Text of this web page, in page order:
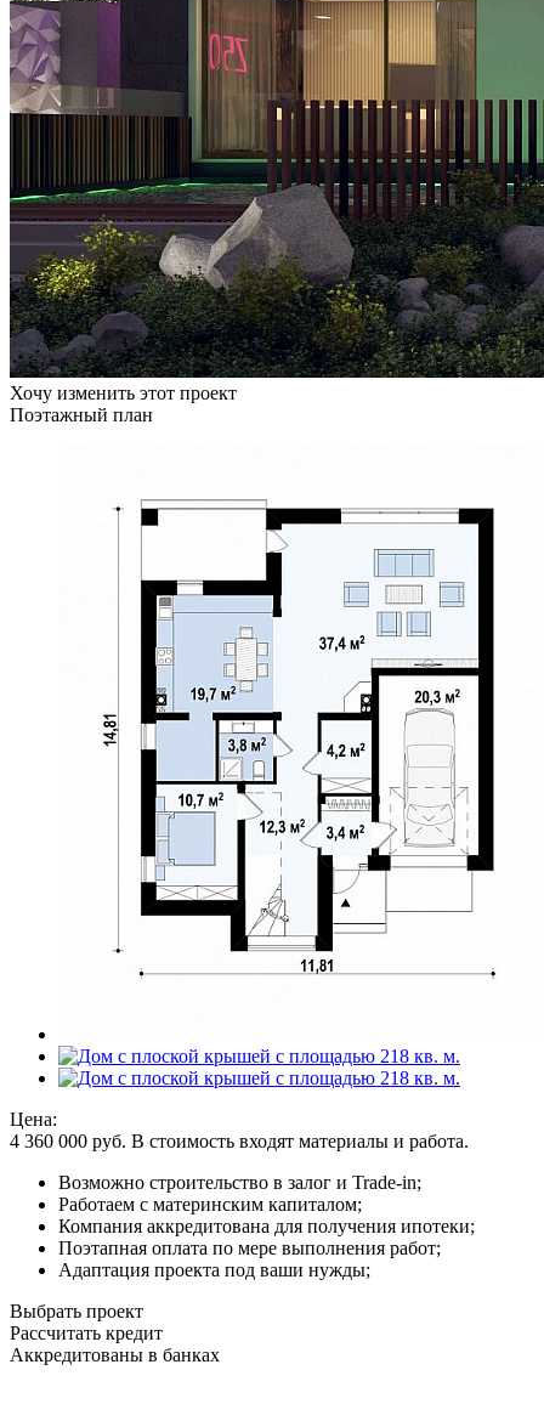
Хочу изменить этот проект
Поэтажный план
Цена:
4 360 000 руб. В стоимость входят материалы и работа.
Возможно строительство в залог и Trade-in;
Работаем с материнским капиталом;
Компания аккредитована для получения ипотеки;
Поэтапная оплата по мере выполнения работ;
Адаптация проекта под ваши нужды;
Выбрать проект
Рассчитать кредит
Аккредитованы в банках